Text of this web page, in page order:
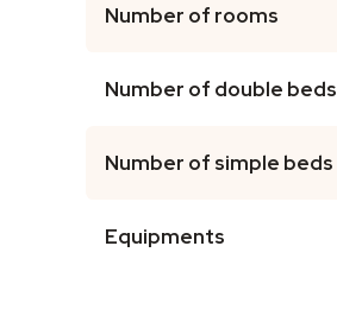
Number of rooms
Number of double beds
Number of simple beds
Equipments